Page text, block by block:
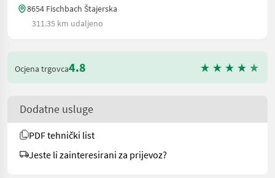
8654 Fischbach Štajerska
311.35 km udaljeno
Ocjena trgovca4.8
Dodatne usluge
PDF tehnički list
Jeste li zainteresirani za prijevoz?